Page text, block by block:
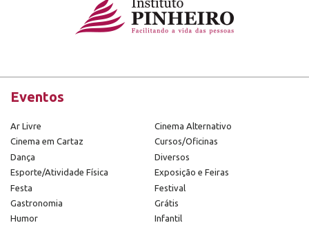
Eventos
Ar Livre
Cinema Alternativo
Cinema em Cartaz
Cursos/Oficinas
Dança
Diversos
Esporte/Atividade Física
Exposição e Feiras
Festa
Festival
Gastronomia
Grátis
Humor
Infantil